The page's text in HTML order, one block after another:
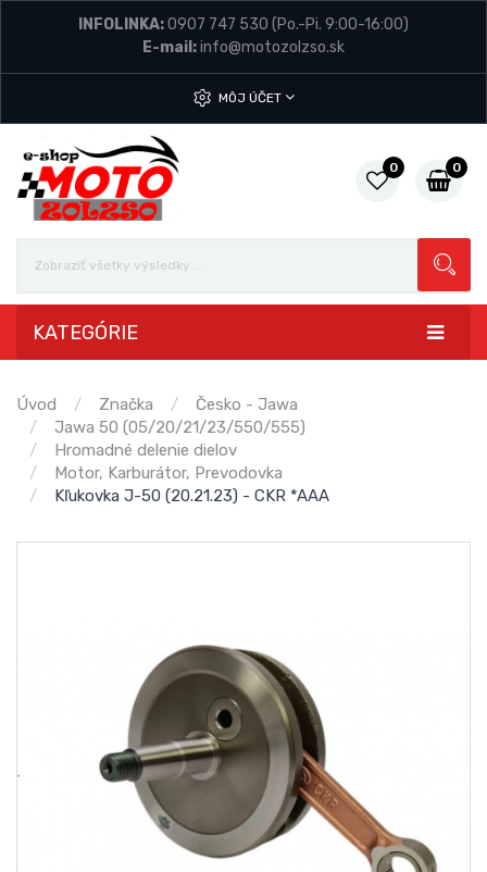
INFOLINKA:0907 747 530 (Po.-Pi. 9:00-16:00)
E-mail:info@motozolzso.sk
MÔJ ÚČET
0 0
KATEGÓRIE
Úvod Značka
Česko - Jawa
Jawa 50 (05/20/21/23/550/555)
Hromadné delenie dielov
Motor, Karburátor, Prevodovka
Kľukovka J-50 (20.21.23) - CKR *AAA